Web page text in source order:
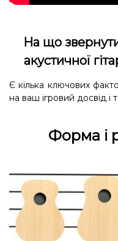
На що
акустичної
Є кілька ключових
на ваш ігровий досвід і
Форма і